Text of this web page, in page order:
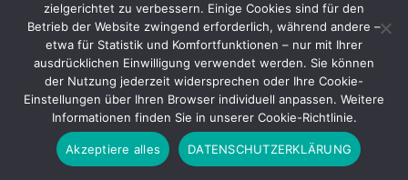
Diabetikerschuhe für Herren: Warum Komfort, Schutz
und Passform im Alltag so wichtig sind
Daniel Weber July 24, 2026
zielgerichtet zu verbessern. Einige Cookies sind für den
Betrieb der Website zwingend erforderlich, während andere –
etwa für Statistik und Komfortfunktionen – nur mit Ihrer
ausdrücklichen Einwilligung verwendet werden. Sie können
der Nutzung jederzeit widersprechen oder Ihre Cookie-
Einstellungen über Ihren Browser individuell anpassen. Weitere
Informationen finden Sie in unserer Cookie-Richtlinie.
Akzeptiere alles DATENSCHUTZERKLÄRUNG